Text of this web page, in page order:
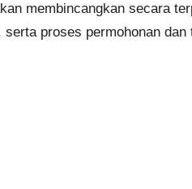
membincangkan secara
serta proses permohonan dan